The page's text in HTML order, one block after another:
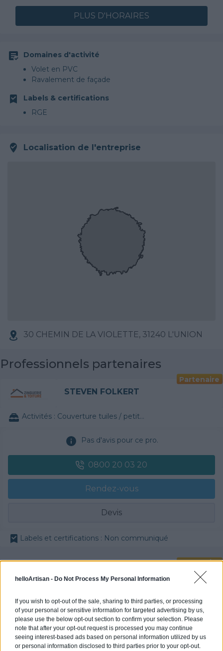
helloArtisan - Do Not Process My Personal Information
If you wish to opt-out of the sale, sharing to third parties, or processing
of your personal or sensitive information for targeted advertising by us,
please use the below opt-out section to confirm your selection. Please
note that after your opt-out request is processed you may continue
seeing interest-based ads based on personal information utilized by us
or personal information disclosed to third parties prior to your opt-out.
PLUS D'HORAIRES
Domaines d'activité
Volet en PVC
Ravalement de façade
Labels & certifications
RGE
Localisation de l'entreprise
30 CHEMIN DE LA VIOLETTE, 31240 L'UNION
Professionnels partenaires
Partenaire
STEVEN FOLKERT
Activités : Couverture tuiles / petits éléments
Pas d'avis pour ce pro.
0800 20 03 20
Rendez-vous
Devis
Labels et certifications : Non communiqué
Partenaire
POLYGONE ENERGIE
Activités :Gros œuvre, Borne de recharge